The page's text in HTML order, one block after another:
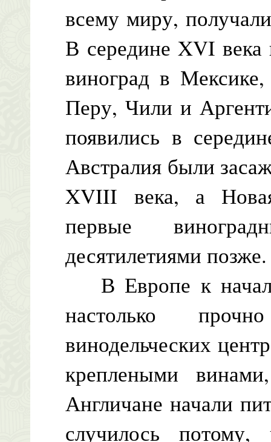
всему миру,
В середине XVI века
виноград в
Перу, Чили и
появились в
Австралия были
XVIII века, а
первые
десятилетиями позже.
В Европе к
настолько
винодельческих
креплеными
Англичане начали
случилось